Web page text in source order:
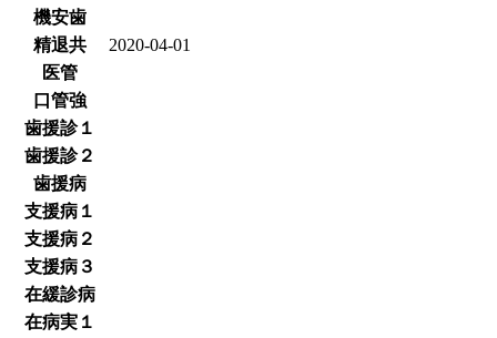
機安歯
精退共
2020-04-01
医管
口管強
歯援診１
歯援診２
歯援病
支援病１
支援病２
支援病３
在緩診病
在病実１